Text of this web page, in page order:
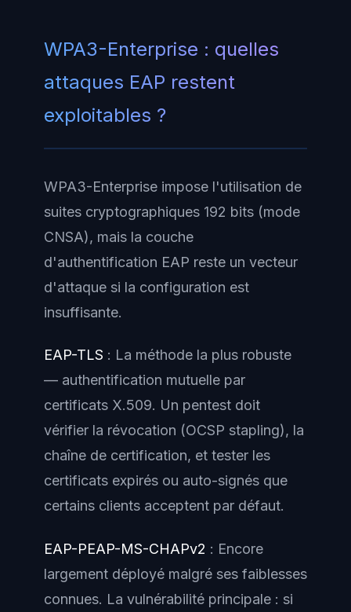
WPA3-Enterprise : quelles
attaques EAP restent
exploitables ?
WPA3-Enterprise impose l'utilisation de
suites cryptographiques 192 bits (mode
CNSA), mais la couche
d'authentification EAP reste un vecteur
d'attaque si la configuration est
insuffisante.
EAP-TLS : La méthode la plus robuste
— authentification mutuelle par
certificats X.509. Un pentest doit
vérifier la révocation (OCSP stapling), la
chaîne de certification, et tester les
certificats expirés ou auto-signés que
certains clients acceptent par défaut.
EAP-PEAP-MS-CHAPv2 : Encore
largement déployé malgré ses faiblesses
connues. La vulnérabilité principale : si